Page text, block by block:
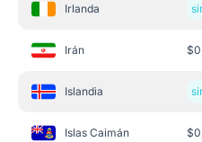
Irlanda
Irán $
Islandia
Islas Caimán $